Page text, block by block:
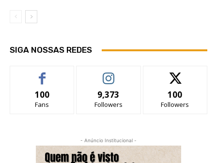
SIGA NOSSAS REDES
100
Fans
9,373
Followers
100
Followers
- Anúncio Institucional -